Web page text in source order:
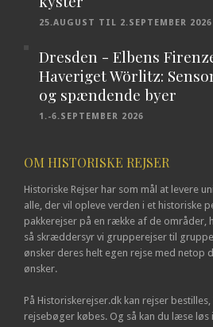
25.AUGUST TIL 2.SEPTEMBER 2026
Dresden - Elbens
Haveriget Wörlitz:
og spændende byer
1.-6.SEPTEMBER 2026
OM HISTORISKE REJSER
Historiske Rejser har som mål at levere
alle, der vil opleve verden i et historiske
pakkerejser på en række af de områder,
så skræddersyr vi grupperejser til
ønsker deres helt egen rejse med netop
ønsker.
På Historiskerejser.dk kan rejser
rejsebøger købes. Og så kan du læse løs